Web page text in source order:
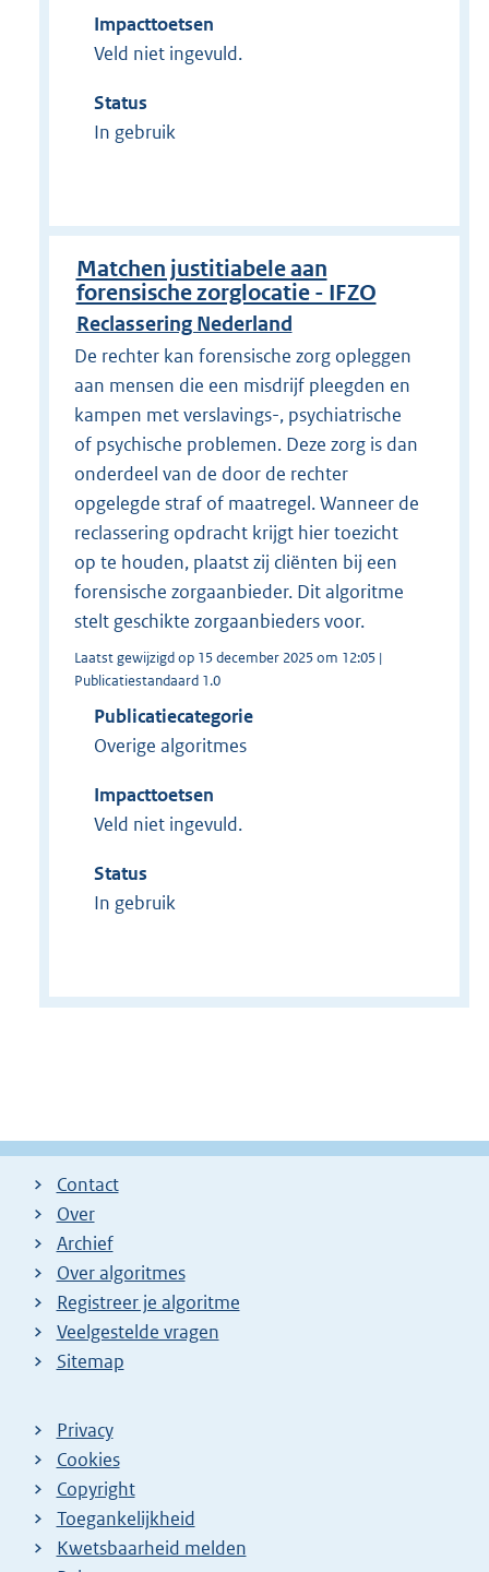
Impacttoetsen
Veld niet ingevuld.
Status
In gebruik
Matchen justitiabele aan
forensische zorglocatie - IFZO
Reclassering Nederland
De rechter kan forensische zorg opleggen
aan mensen die een misdrijf pleegden en
kampen met verslavings-, psychiatrische
of psychische problemen. Deze zorg is dan
onderdeel van de door de rechter
opgelegde straf of maatregel. Wanneer de
reclassering opdracht krijgt hier toezicht
op te houden, plaatst zij cliënten bij een
forensische zorgaanbieder. Dit algoritme
stelt geschikte zorgaanbieders voor.
Laatst gewijzigd op 15 december 2025 om 12:05 |
Publicatiestandaard 1.0
Publicatiecategorie
Overige algoritmes
Impacttoetsen
Veld niet ingevuld.
Status
In gebruik
Contact
Over
Archief
Over algoritmes
Registreer je algoritme
Veelgestelde vragen
Sitemap
Privacy
Cookies
Copyright
Toegankelijkheid
Kwetsbaarheid melden